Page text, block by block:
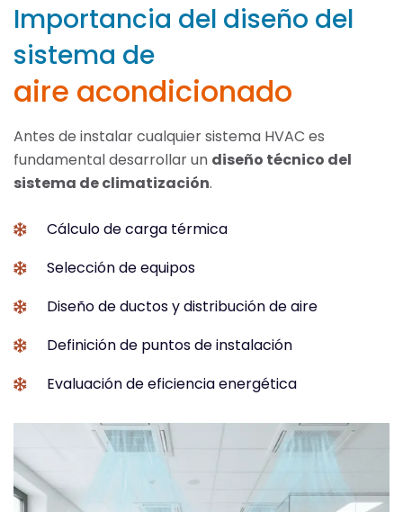
Importancia del diseño del
sistema de
aire acondicionado
Antes de instalar cualquier sistema HVAC es
fundamental desarrollar un diseño técnico del
sistema de climatización.
Cálculo de carga térmica
Selección de equipos
Diseño de ductos y distribución de aire
Definición de puntos de instalación
Evaluación de eficiencia energética